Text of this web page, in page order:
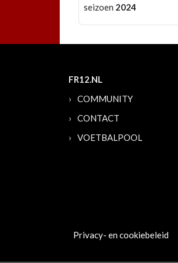
seizoen 2024
FR12.NL
COMMUNITY
CONTACT
VOETBALPOOL
Privacy- en cookiebeleid